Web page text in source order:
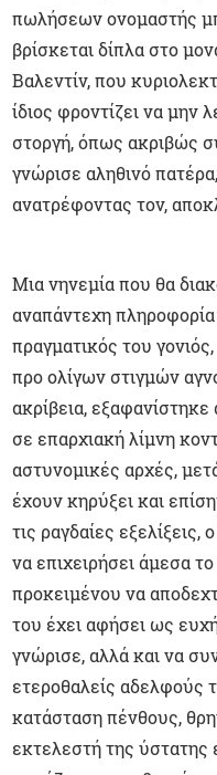
πωλήσεων ονομαστής
βρίσκεται δίπλα στο
Βαλεντίν, που
ίδιος φροντίζει να μην
στοργή, όπως ακριβώς
γνώρισε αληθινό
ανατρέφοντας τον,
Μια νηνεμία που θα
αναπάντεχη
πραγματικός του
προ ολίγων στιγμών
ακρίβεια,
σε επαρχιακή λίμνη
αστυνομικές αρχές,
έχουν κηρύξει και
τις ραγδαίες
να επιχειρήσει άμεσα
προκειμένου να
του έχει αφήσει ως
γνώρισε, αλλά και να
ετεροθαλείς αδελφούς
κατάσταση πένθους,
εκτελεστή της ύστατης